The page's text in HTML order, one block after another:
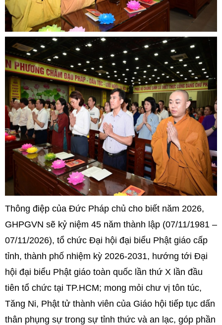
Thông điệp của Đức Pháp chủ cho biết năm 2026,
GHPGVN sẽ kỷ niệm 45 năm thành lập (07/11/1981 –
07/11/2026), tổ chức Đại hội đại biểu Phật giáo cấp
tỉnh, thành phố nhiệm kỳ 2026-2031, hướng tới Đại
hội đại biểu Phật giáo toàn quốc lần thứ X lần đầu
tiên tổ chức tại TP.HCM; mong mỏi chư vị tôn túc,
Tăng Ni, Phật tử thành viên của Giáo hội tiếp tục dấn
thân phụng sự trong sự tỉnh thức và an lạc, góp phần